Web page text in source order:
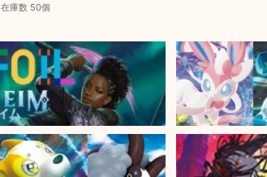
在庫数 50個